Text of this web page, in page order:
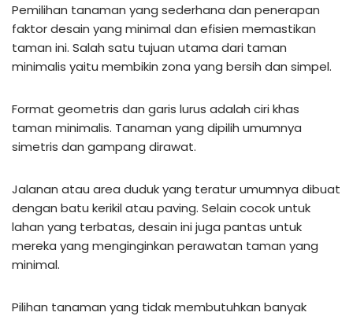
Pemilihan tanaman yang sederhana dan penerapan
faktor desain yang minimal dan efisien memastikan
taman ini. Salah satu tujuan utama dari taman
minimalis yaitu membikin zona yang bersih dan simpel.
Format geometris dan garis lurus adalah ciri khas
taman minimalis. Tanaman yang dipilih umumnya
simetris dan gampang dirawat.
Jalanan atau area duduk yang teratur umumnya dibuat
dengan batu kerikil atau paving. Selain cocok untuk
lahan yang terbatas, desain ini juga pantas untuk
mereka yang menginginkan perawatan taman yang
minimal.
Pilihan tanaman yang tidak membutuhkan banyak